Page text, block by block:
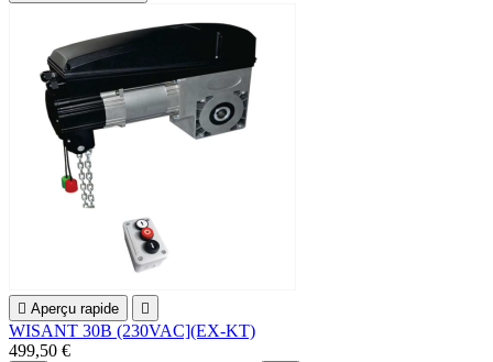
 Aperçu rapide 
WISANT 30B (230VAC](EX-KT)
499,50 €